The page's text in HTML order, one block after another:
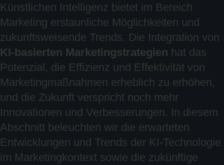
Künstlichen Intelligenz bietet im Bereich
Marketing erstaunliche Möglichkeiten und
zukunftsweisende Trends. Die Integration von
KI-basierten Marketingstrategien hat das
Potenzial, die Effizienz und Effektivität von
Marketingmaßnahmen erheblich zu erhöhen,
und die Zukunft verspricht noch mehr
Innovationen und Verbesserungen. In diesem
Abschnitt beleuchten wir die erwarteten
Entwicklungen und Trends der KI-Technologie
im Marketingkontext sowie die zukünftige